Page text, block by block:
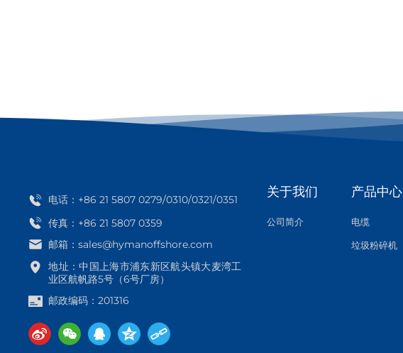
电话： +86 21 5807 0279/0310/0321/0351
传真：+86 21 5807 0359
邮箱：sales@hymanoffshore.com
地址：中国上海市浦东新区航头镇大麦湾工
业区航帆路5号（6号厂房）
邮政编码：201316
关于我们
公司简介
产品中心
电缆
垃圾粉碎机